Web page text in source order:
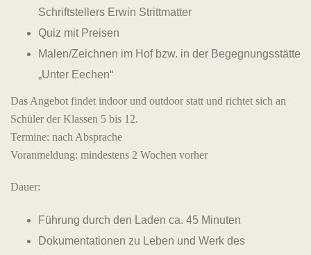
Schriftstellers Erwin Strittmatter
Quiz mit Preisen
Malen/Zeichnen im Hof bzw. in der Begegnungsstätte
„Unter Eechen“
Das Angebot findet indoor und outdoor statt und richtet sich an
Schüler der Klassen 5 bis 12.
Termine: nach Absprache
Voranmeldung: mindestens 2 Wochen vorher
Dauer:
Führung durch den Laden ca. 45 Minuten
Dokumentationen zu Leben und Werk des